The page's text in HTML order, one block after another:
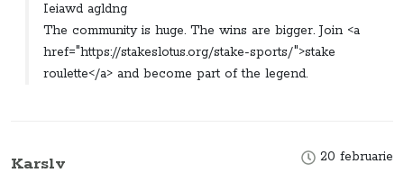
Ieiawd agldng
The community is huge. The wins are bigger. Join <a
href="https://stakeslotus.org/stake-sports/">stake
roulette</a> and become part of the legend.
20 februarie
Karslv